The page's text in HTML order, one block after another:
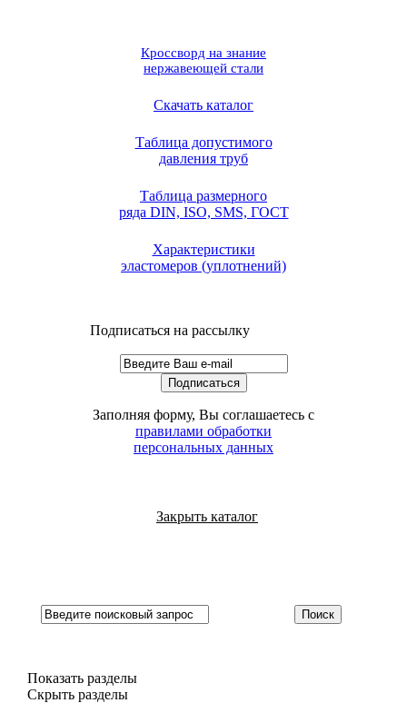
Кроссворд на знание
нержавеющей стали
Скачать каталог
Таблица допустимого
давления труб
Таблица размерного
ряда DIN, ISO, SMS, ГОСТ
Характеристики
эластомеров (уплотнений)
Подписаться на рассылку
Заполняя форму, Вы соглашаетесь с
правилами обработки
персональных данных
Закрыть каталог
Показать разделы
Скрыть разделы